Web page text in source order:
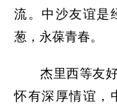
流。中沙友谊是
葱，永葆青春。
杰里西等友好
怀有深厚情谊，